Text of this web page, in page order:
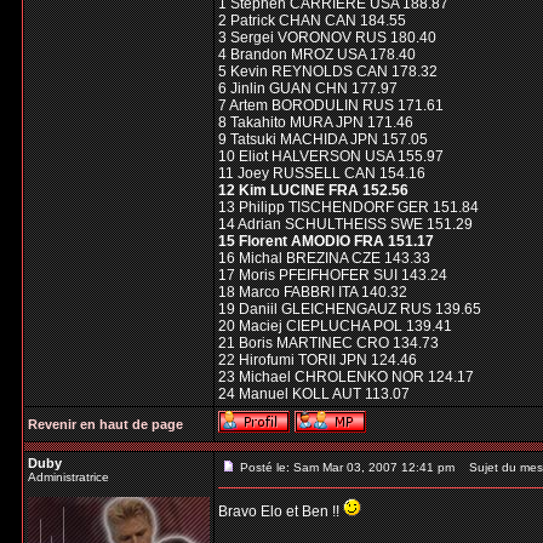
1 Stephen CARRIERE USA 188.87
2 Patrick CHAN CAN 184.55
3 Sergei VORONOV RUS 180.40
4 Brandon MROZ USA 178.40
5 Kevin REYNOLDS CAN 178.32
6 Jinlin GUAN CHN 177.97
7 Artem BORODULIN RUS 171.61
8 Takahito MURA JPN 171.46
9 Tatsuki MACHIDA JPN 157.05
10 Eliot HALVERSON USA 155.97
11 Joey RUSSELL CAN 154.16
12 Kim LUCINE FRA 152.56
13 Philipp TISCHENDORF GER 151.84
14 Adrian SCHULTHEISS SWE 151.29
15 Florent AMODIO FRA 151.17
16 Michal BREZINA CZE 143.33
17 Moris PFEIFHOFER SUI 143.24
18 Marco FABBRI ITA 140.32
19 Daniil GLEICHENGAUZ RUS 139.65
20 Maciej CIEPLUCHA POL 139.41
21 Boris MARTINEC CRO 134.73
22 Hirofumi TORII JPN 124.46
23 Michael CHROLENKO NOR 124.17
24 Manuel KOLL AUT 113.07
Revenir en haut de page
Duby
Administratrice
Posté le: Sam Mar 03, 2007 12:41 pm Sujet du
Bravo Elo et Ben !!